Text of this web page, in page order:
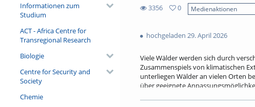
Informationen zum
Studium
ACT - Africa Centre for
Transregional Research
Biologie
Centre for Security and
Society
Chemie
3356
views
0
Medienaktionen
hochgeladen 29. April 2026
Viele Wälder werden sich durch
Zusammenspiels von klimatischen
unterliegen Wälder an vielen Orten
über geeignete
eine Veränderung der
die Verbesserung des